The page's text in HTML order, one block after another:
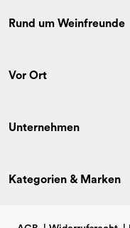
Rund um Weinfreunde
Vor Ort
Unternehmen
Kategorien & Marken